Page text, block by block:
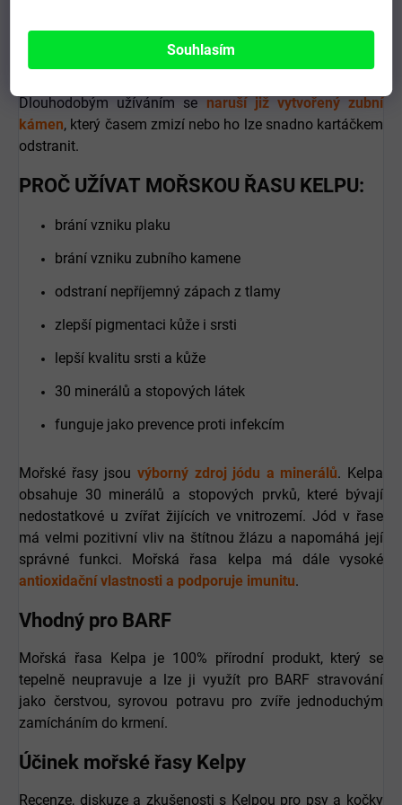
Souhlasím
znemožní vznik zubního plaku
na zubech u psů a koček,
čímž se zamezení ukládání zubního kamene a zmizí
Dlouhodobým užíváním se naruší již vytvořený zubní
kámen, který časem zmizí nebo ho lze snadno kartáčkem
odstranit.
PROČ UŽÍVAT MOŘSKOU ŘASU KELPU:
brání vzniku plaku
brání vzniku zubního kamene
odstraní nepříjemný zápach z tlamy
zlepší pigmentaci kůže i srsti
lepší kvalitu srsti a kůže
30 minerálů a stopových látek
funguje jako prevence proti infekcím
Mořské řasy jsou výborný zdroj jódu a minerálů. Kelpa
obsahuje 30 minerálů a stopových prvků, které bývají
nedostatkové u zvířat žijících ve vnitrozemí. Jód v řase
má velmi pozitivní vliv na štítnou žlázu a napomáhá její
správné funkci. Mořská řasa kelpa má dále vysoké
antioxidační vlastnosti a podporuje imunitu.
Vhodný pro BARF
Mořská řasa Kelpa je 100% přírodní produkt, který se
tepelně neupravuje a lze ji využít pro BARF stravování
jako čerstvou, syrovou potravu pro zvíře jednoduchým
zamícháním do krmení.
Účinek mořské řasy Kelpy
Recenze, diskuze a zkušenosti s Kelpou pro psy a kočky